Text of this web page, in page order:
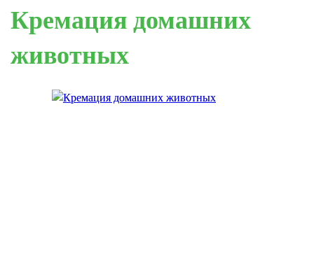
Кремация домашних
животных